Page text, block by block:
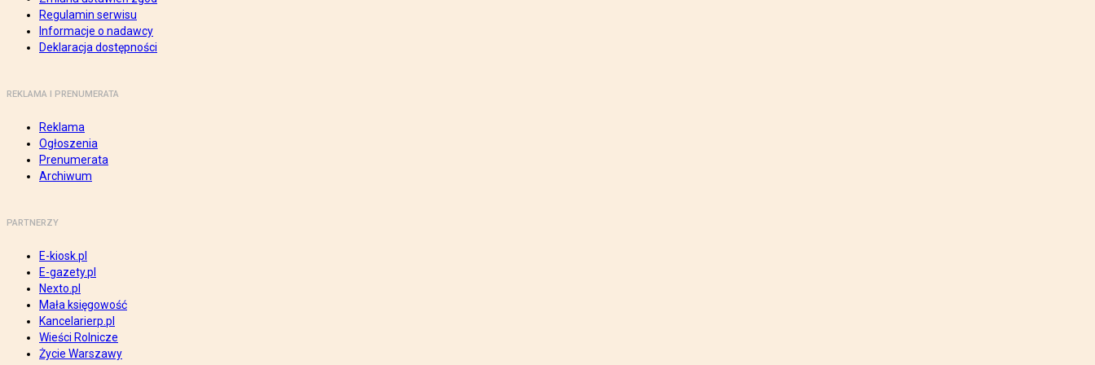
Regulamin serwisu
Informacje o nadawcy
Deklaracja dostępności
REKLAMA I PRENUMERATA
Reklama
Ogłoszenia
Prenumerata
Archiwum
PARTNERZY
E-kiosk.pl
E-gazety.pl
Nexto.pl
Mała księgowość
Kancelarierp.pl
Wieści Rolnicze
Życie Warszawy